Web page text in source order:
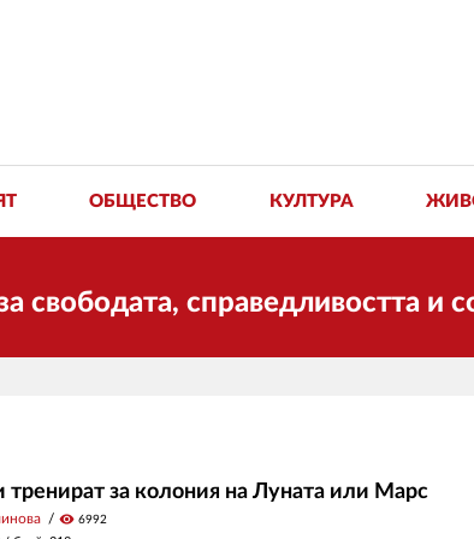
ОБЩЕСТВО КУЛТУРА
справедливостта и
тренират за колония на Луната или Марс
visibility 6992